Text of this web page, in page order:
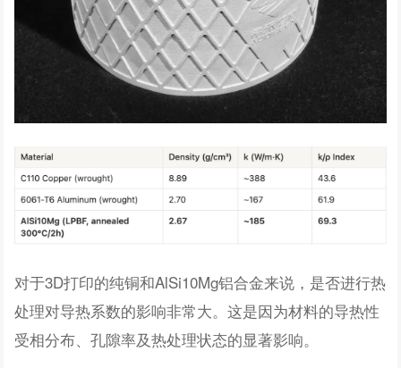
对于3D打印的纯铜和AlSi10Mg铝合金来说，是否进行热
处理对导热系数的影响非常大。这是因为材料的导热性
受相分布、孔隙率及热处理状态的显著影响。